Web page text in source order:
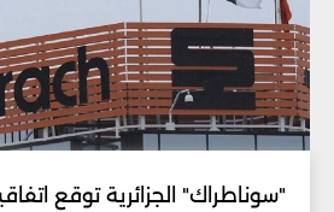
"سوناطراك" الجزائرية توقع